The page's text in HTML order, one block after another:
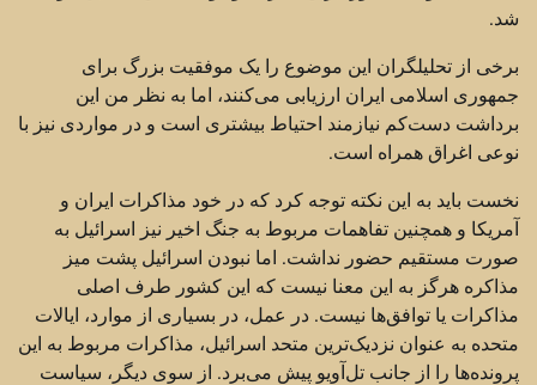
شد.
برخی از تحلیلگران این موضوع را یک موفقیت بزرگ برای
جمهوری اسلامی ایران ارزیابی می‌کنند، اما به نظر من این
برداشت دست‌کم نیازمند احتیاط بیشتری است و در مواردی نیز با
نوعی اغراق همراه است.
نخست باید به این نکته توجه کرد که در خود مذاکرات ایران و
آمریکا و همچنین تفاهمات مربوط به جنگ اخیر نیز اسرائیل به
صورت مستقیم حضور نداشت. اما نبودن اسرائیل پشت میز
مذاکره هرگز به این معنا نیست که این کشور طرف اصلی
مذاکرات یا توافق‌ها نیست. در عمل، در بسیاری از موارد، ایالات
متحده به عنوان نزدیک‌ترین متحد اسرائیل، مذاکرات مربوط به این
پرونده‌ها را از جانب تل‌آویو پیش می‌برد. از سوی دیگر، سیاست